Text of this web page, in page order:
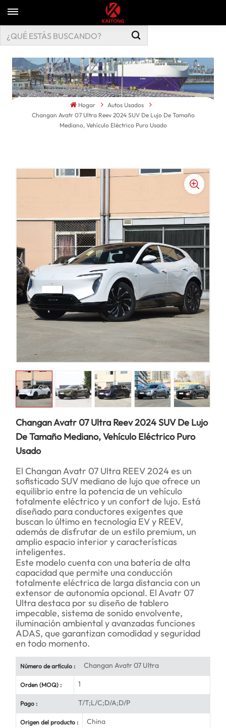
Hogar
Autos Usados
Changan Avatr 07 Ultra Reev 2024 SUV De Lujo De Tamaño
Mediano, Vehículo Eléctrico Puro Usado
Changan Avatr 07 Ultra Reev 2024 SUV De Lujo
De Tamaño Mediano, Vehículo Eléctrico Puro
Usado
El Changan Avatr 07 Ultra REEV 2024 es un
sofisticado SUV mediano de lujo que ofrece un
equilibrio entre la potencia de un vehículo
totalmente eléctrico y un confort de lujo. Está
diseñado para conductores exigentes que
buscan lo último en tecnología EV y REEV,
además de disfrutar de un estilo premium, un
amplio espacio interior y características
inteligentes.
Este modelo cuenta con una batería de alta
capacidad que permite una conducción
totalmente eléctrica de larga distancia con un
extensor de autonomía opcional. El Avatr 07
Ultra destaca por su diseño de tablero
impecable, sistema de sonido envolvente,
iluminación ambiental y avanzadas funciones
ADAS, que garantizan comodidad y seguridad
en todo momento.
Número de artículo : Changan Avatr 07 Ultra
Orden (MOQ) : 1
Pago : T/T;L/C;D/A;D/P
Origen del producto : China